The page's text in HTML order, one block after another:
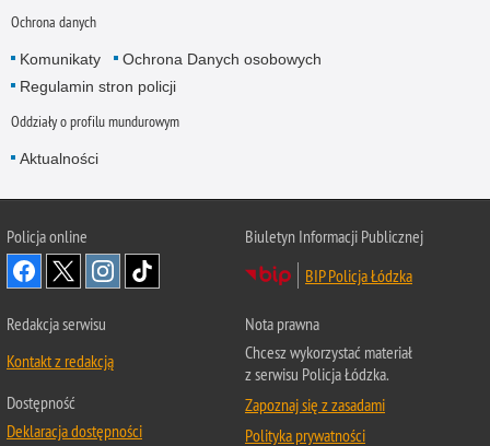
Ochrona danych
Komunikaty
Ochrona Danych osobowych
Regulamin stron policji
Oddziały o profilu mundurowym
Aktualności
Policja online
Biuletyn Informacji Publicznej
BIP Policja Łódzka
Redakcja serwisu
Kontakt z redakcją
Dostępność
Deklaracja dostępności
Nota prawna
Chcesz wykorzystać materiał
z serwisu Policja Łódzka.
Zapoznaj się z zasadami
Polityka prywatności